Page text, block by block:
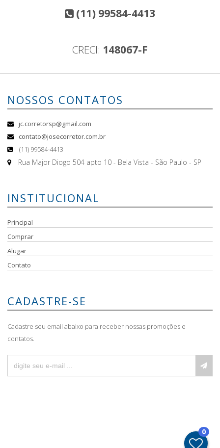
(11) 99584-4413
CRECI: 148067-F
NOSSOS CONTATOS
jc.corretorsp@gmail.com
contato@josecorretor.com.br
(11) 99584-4413
Rua Major Diogo 504 apto 10 - Bela Vista - São Paulo - SP
INSTITUCIONAL
Principal
Comprar
Alugar
Contato
CADASTRE-SE
Cadastre seu email abaixo para receber nossas promoções e
contatos.
0